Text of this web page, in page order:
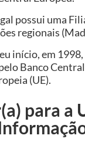
possui uma
regionais
início, em
Banco
(UE).
para a